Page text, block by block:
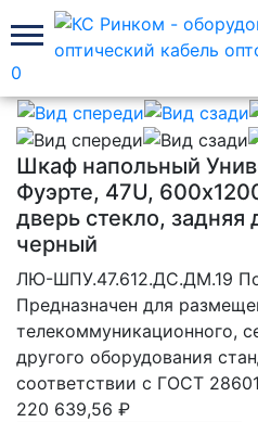
0
Главная
Шкаф напольный
Фуэрте, 47U,
дверь стекло, задняя
черный
ЛЮ-ШПУ.47.612.ДС.ДМ.19
Предназначен для
телекоммуникационного,
другого оборудования
соответствии с ГОСТ
220 639,56 ₽